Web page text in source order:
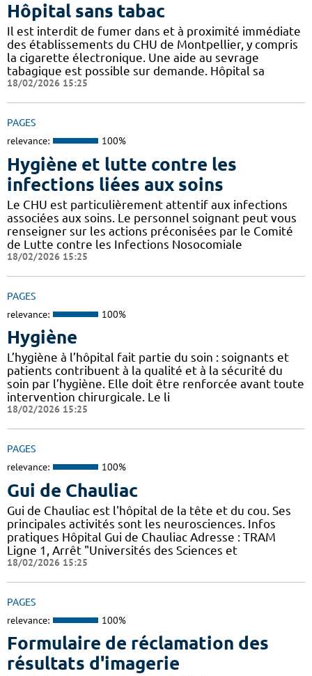
Hôpital sans tabac
Il est interdit de fumer dans et à proximité immédiate
des établissements du CHU de Montpellier, y compris
la cigarette électronique. Une aide au sevrage
tabagique est possible sur demande. Hôpital sa
18/02/2026 15:25
PAGES
relevance: 100%
Hygiène et lutte contre les
infections liées aux soins
Le CHU est particulièrement attentif aux infections
associées aux soins. Le personnel soignant peut vous
renseigner sur les actions préconisées par le Comité
de Lutte contre les Infections Nosocomiale
18/02/2026 15:25
PAGES
relevance: 100%
Hygiène
L’hygiène à l’hôpital fait partie du soin : soignants et
patients contribuent à la qualité et à la sécurité du
soin par l’hygiène. Elle doit être renforcée avant toute
intervention chirurgicale. Le li
18/02/2026 15:25
PAGES
relevance: 100%
Gui de Chauliac
Gui de Chauliac est l'hôpital de la tête et du cou. Ses
principales activités sont les neurosciences. Infos
pratiques Hôpital Gui de Chauliac Adresse : TRAM
Ligne 1, Arrêt "Universités des Sciences et
18/02/2026 15:25
PAGES
relevance: 100%
Formulaire de réclamation des
résultats d'imagerie